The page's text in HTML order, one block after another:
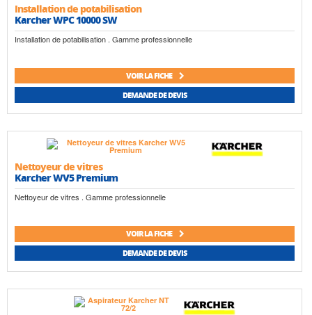
Installation de potabilisation
Karcher WPC 10000 SW
Installation de potabilisation . Gamme professionnelle
VOIR LA FICHE
DEMANDE DE DEVIS
Nettoyeur de vitres
Karcher WV5 Premium
Nettoyeur de vitres . Gamme professionnelle
VOIR LA FICHE
DEMANDE DE DEVIS